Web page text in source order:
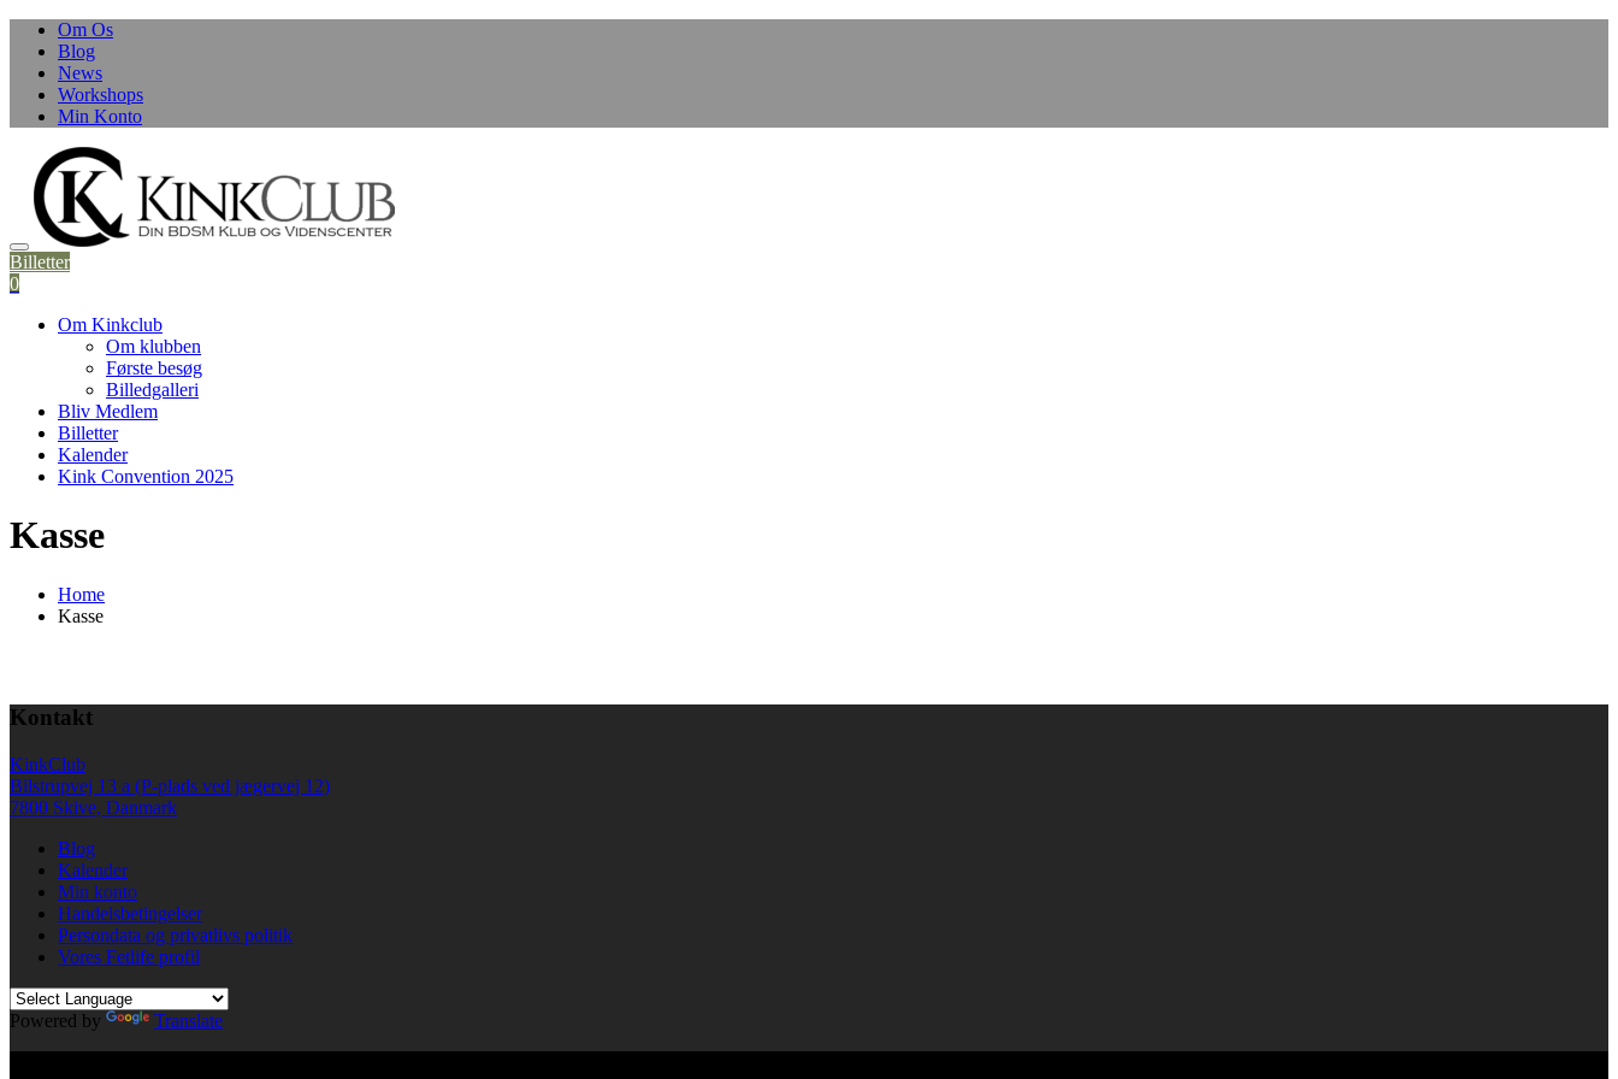
Skip
content
Om Os
Blog
News
Workshops
Min Konto
Billetter
0
Om Kinkclub
Om klubben
Første besøg
Billedgalleri
Bliv Medlem
Billetter
Kalender
Kink Convention 2025
Kasse
Home
Kasse
Kontakt
KinkClub
Bilstrupvej 13 a (P-plads ved jægervej 12)
7800 Skive, Danmark
Blog
Kalender
Min konto
Handelsbetingelser
Persondata og privatlivs politik
Vores Fetlife profil
Powered by
Translate